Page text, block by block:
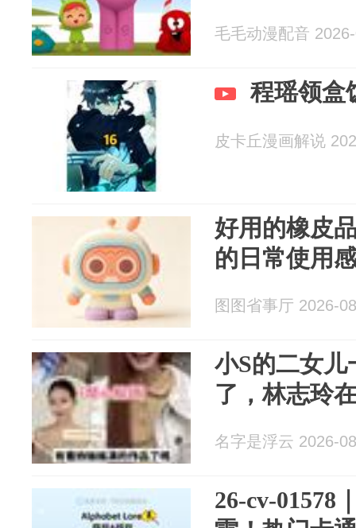
毛毛动漫配音
程瑶领盒
皮卡丘漫画解说
好用的橡皮
的日常使用
图图省事厅 2026-
小S的二女
了，林志玲
名字是浮云 2026-
26-cv-01578